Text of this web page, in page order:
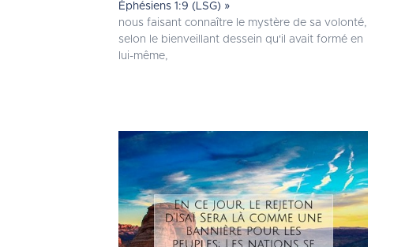
Éphésiens 1:9 (LSG) »
nous faisant connaître le mystère de sa volonté,
selon le bienveillant dessein qu'il avait formé en
lui-même,